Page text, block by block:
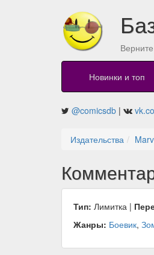
Новинки и топ
@comicsdb |
Издательства
Тип: Лимитка |
Жанры: Боевик,